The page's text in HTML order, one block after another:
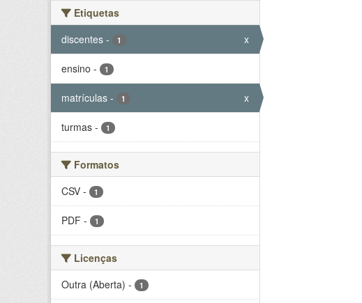
Etiquetas
discentes - 1 x
ensino - 1
matrículas - 1 x
turmas - 1
Formatos
CSV - 1
PDF - 1
Licenças
Outra (Aberta) - 1